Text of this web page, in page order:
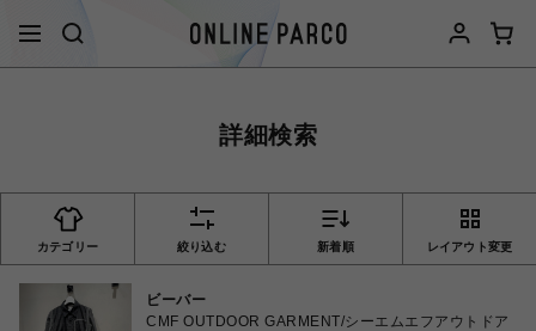
詳細検索
カテゴリー 絞り込む 新着順 レイアウト変更
ビーバー
CMF OUTDOOR GARMENT/シーエムエフアウトドア